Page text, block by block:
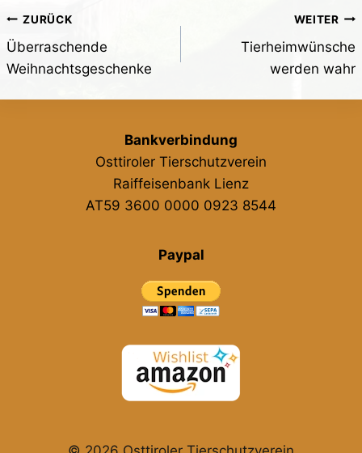
Beitragsnavigation
ZURÜCK
Überraschende
Weihnachtsgeschenke
WEITER
Tierheimwünsche
werden wahr
Bankverbindung
Osttiroler Tierschutzverein
Raiffeisenbank Lienz
AT59 3600 0000 0923 8544
Paypal